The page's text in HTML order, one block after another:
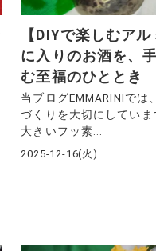
【DIYで楽しむア
に入りのお酒を、
む至福のひととき
当ブログEMMARINIでは
づくりを大切にしてい
大きいフッ素...
2025-12-16(火)